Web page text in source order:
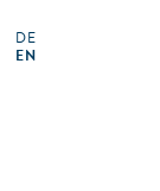
DE
EN